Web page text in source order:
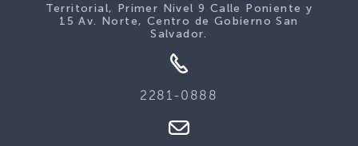
Territorial, Primer Nivel 9 Calle Poniente y
15 Av. Norte, Centro de Gobierno San
Salvador.
2281-0888